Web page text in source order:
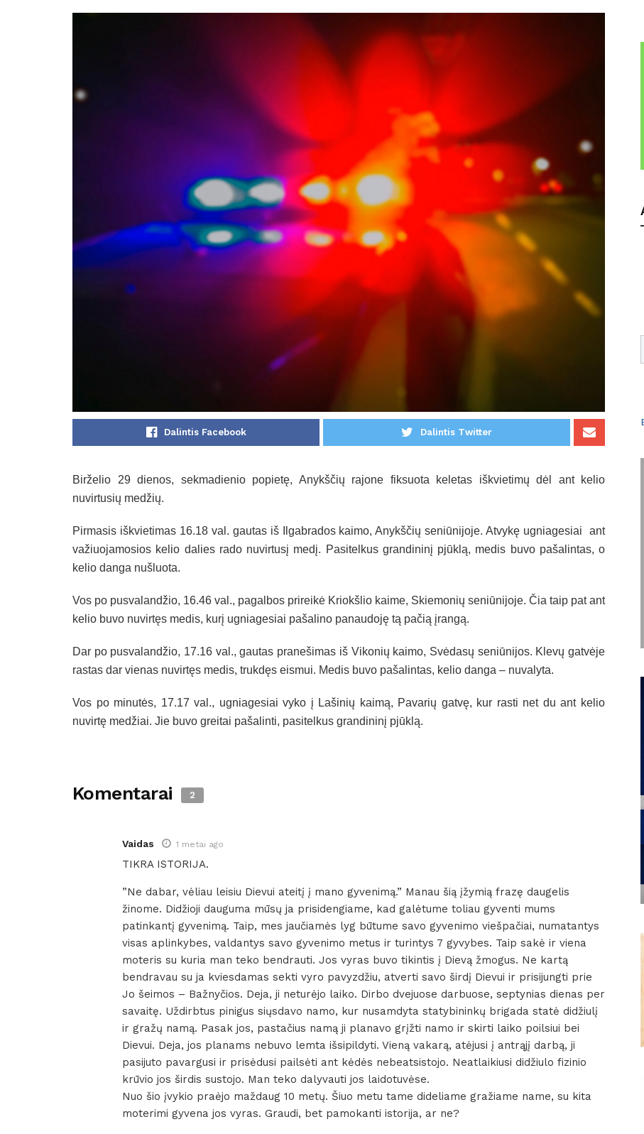
Dalintis Facebook Dalintis Twitter
Birželio 29 dienos, sekmadienio popietę, Anykščių rajone fiksuota keletas iškvietimų dėl ant kelio
nuvirtusių medžių.
Pirmasis iškvietimas 16.18 val. gautas iš Ilgabrados kaimo, Anykščių seniūnijoje. Atvykę ugniagesiai ant
važiuojamosios kelio dalies rado nuvirtusį medį. Pasitelkus grandininį pjūklą, medis buvo pašalintas, o
kelio danga nušluota.
Vos po pusvalandžio, 16.46 val., pagalbos prireikė Kriokšlio kaime, Skiemonių seniūnijoje. Čia taip pat ant
kelio buvo nuvirtęs medis, kurį ugniagesiai pašalino panaudoję tą pačią įrangą.
Dar po pusvalandžio, 17.16 val., gautas pranešimas iš Vikonių kaimo, Svėdasų seniūnijos. Klevų gatvėje
rastas dar vienas nuvirtęs medis, trukdęs eismui. Medis buvo pašalintas, kelio danga – nuvalyta.
Vos po minutės, 17.17 val., ugniagesiai vyko į Lašinių kaimą, Pavarių gatvę, kur rasti net du ant kelio
nuvirtę medžiai. Jie buvo greitai pašalinti, pasitelkus grandininį pjūklą.
Komentarai 2
Vaidas 1 metai ago
TIKRA ISTORIJA.
”Ne dabar, vėliau leisiu Dievui ateitį į mano gyvenimą.” Manau šią įžymią frazę daugelis
žinome. Didžioji dauguma mūsų ja prisidengiame, kad galėtume toliau gyventi mums
patinkantį gyvenimą. Taip, mes jaučiamės lyg būtume savo gyvenimo viešpačiai, numatantys
visas aplinkybes, valdantys savo gyvenimo metus ir turintys 7 gyvybes. Taip sakė ir viena
moteris su kuria man teko bendrauti. Jos vyras buvo tikintis į Dievą žmogus. Ne kartą
bendravau su ja kviesdamas sekti vyro pavyzdžiu, atverti savo širdį Dievui ir prisijungti prie
Jo šeimos – Bažnyčios. Deja, ji neturėjo laiko. Dirbo dvejuose darbuose, septynias dienas per
savaitę. Uždirbtus pinigus siųsdavo namo, kur nusamdyta statybininkų brigada statė didžiulį
ir gražų namą. Pasak jos, pastačius namą ji planavo grįžti namo ir skirti laiko poilsiui bei
Dievui. Deja, jos planams nebuvo lemta išsipildyti. Vieną vakarą, atėjusi į antrąjį darbą, ji
pasijuto pavargusi ir prisėdusi pailsėti ant kėdės nebeatsistojo. Neatlaikiusi didžiulo fizinio
krūvio jos širdis sustojo. Man teko dalyvauti jos laidotuvėse.
Nuo šio įvykio praėjo maždaug 10 metų. Šiuo metu tame dideliame gražiame name, su kita
moterimi gyvena jos vyras. Graudi, bet pamokanti istorija, ar ne?